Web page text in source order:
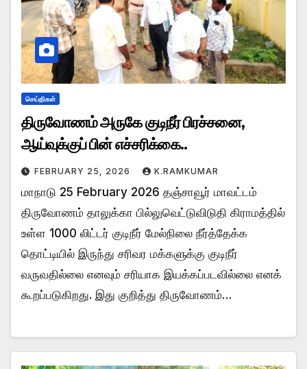
செய்திகள்
திருவோணம் அருகே குடிநீர் பிரச்சனை,
ஆய்வுக்குப் பின் எச்சரிக்கை..
FEBRUARY 25, 2026 K.RAMKUMAR
மாநாடு 25 February 2026 தஞ்சாவூர் மாவட்டம்
திருவோணம் தாலுக்கா பில்லுவெட்டுவிடுதி கிராமத்தில்
உள்ள 1000 லிட்டர் குடிநீர் மேல்நிலை நீர்த்தேக்க
தொட்டியில் இருந்து சரிவர மக்களுக்கு குடிநீர்
வருவதில்லை எனவும் சரியாக இயக்கப்படவில்லை எனக்
கூறப்படுகிறது. இது குறித்து திருவோணம்…